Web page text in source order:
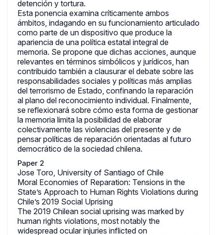
detención y tortura.
Esta ponencia examina críticamente ambos
ámbitos, indagando en su funcionamiento articulado
como parte de un dispositivo que produce la
apariencia de una política estatal integral de
memoria. Se propone que dichas acciones, aunque
relevantes en términos simbólicos y jurídicos, han
contribuido también a clausurar el debate sobre las
responsabilidades sociales y políticas más amplias
del terrorismo de Estado, confinando la reparación
al plano del reconocimiento individual. Finalmente,
se reflexionará sobre cómo esta forma de gestionar
la memoria limita la posibilidad de elaborar
colectivamente las violencias del presente y de
pensar políticas de reparación orientadas al futuro
democrático de la sociedad chilena.
Paper 2
Jose Toro, University of Santiago of Chile
Moral Economies of Reparation: Tensions in the
State’s Approach to Human Rights Violations during
Chile’s 2019 Social Uprising
The 2019 Chilean social uprising was marked by
human rights violations, most notably the
widespread ocular injuries inflicted on